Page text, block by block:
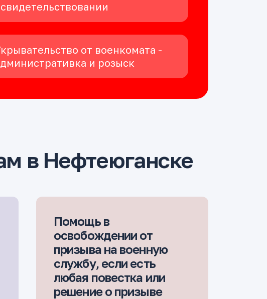
от военкомата -
и розыск
в Нефтеюганске
Помощь в
освобождении от
призыва на военную
службу, если есть
любая повестка или
решение о призыве